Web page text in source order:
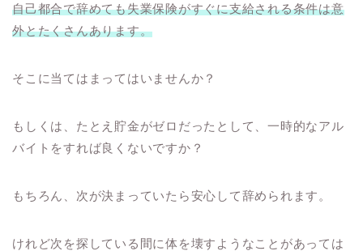
自己都合で辞めても失業保険がすぐに支給される条件は意
外とたくさんあります。
そこに当てはまってはいませんか？
もしくは、たとえ貯金がゼロだったとして、一時的なアル
バイトをすれば良くないですか？
もちろん、次が決まっていたら安心して辞められます。
けれど次を探している間に体を壊すようなことがあっては